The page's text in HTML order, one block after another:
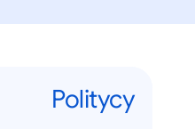
Politycy